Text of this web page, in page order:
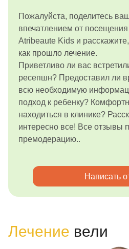
Пожалуйста, поделитесь
впечатлением от посещения
Atribeaute Kids и расскажите,
как прошло лечение.
Приветливо ли вас
ресепшн? Предоставил ли
всю необходимую
подход к ребенку?
находиться в клинике?
интересно все! Все отзывы
премодерацию..
Написать
Лечение вели